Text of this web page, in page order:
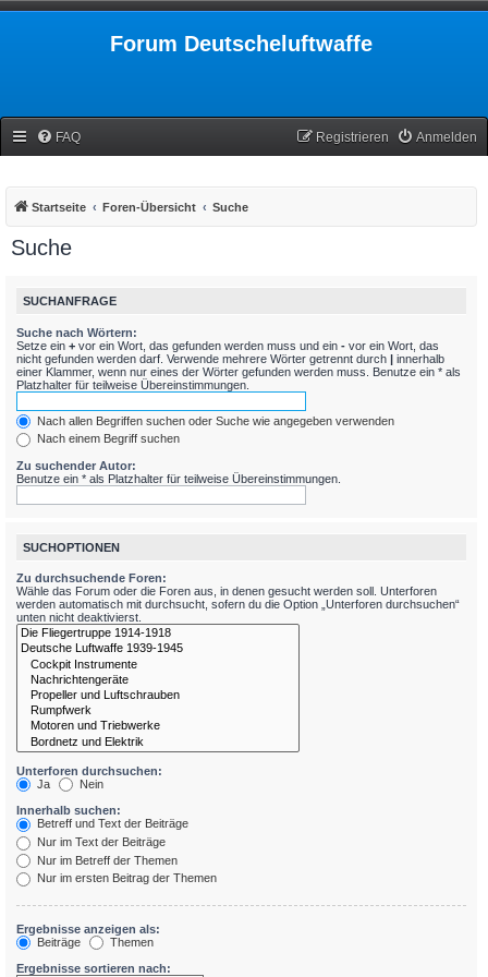
Forum Deutscheluftwaffe
FAQ Anmelden
Registrieren
Startseite Foren-Übersicht Suche
Suche
SUCHANFRAGE
Suche nach Wörtern:
Setze ein + vor ein Wort, das gefunden werden muss und ein - vor ein Wort, das
nicht gefunden werden darf. Verwende mehrere Wörter getrennt durch | innerhalb
einer Klammer, wenn nur eines der Wörter gefunden werden muss. Benutze ein * als
Platzhalter für teilweise Übereinstimmungen.
Nach allen Begriffen suchen oder Suche wie angegeben verwenden
Nach einem Begriff suchen
Zu suchender Autor:
Benutze ein * als Platzhalter für teilweise Übereinstimmungen.
SUCHOPTIONEN
Zu durchsuchende Foren:
Wähle das Forum oder die Foren aus, in denen gesucht werden soll. Unterforen
werden automatisch mit durchsucht, sofern du die Option „Unterforen durchsuchen“
unten nicht deaktivierst.
Unterforen durchsuchen:
Ja
Nein
Innerhalb suchen:
Betreff und Text der Beiträge
Nur im Text der Beiträge
Nur im Betreff der Themen
Nur im ersten Beitrag der Themen
Ergebnisse anzeigen als:
Beiträge
Themen
Ergebnisse sortieren nach: